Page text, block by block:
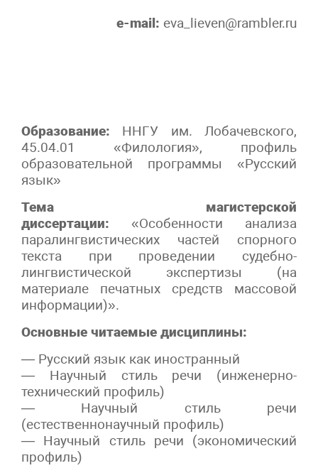
e-mail: eva_lieven@rambler.ru
Образование: ННГУ им. Лобачевского,
45.04.01 «Филология», профиль
образовательной программы «Русский
язык»
Тема магистерской
диссертации: «Особенности анализа
паралингвистических частей спорного
текста при проведении судебно-
лингвистической экспертизы (на
материале печатных средств массовой
информации)».
Основные читаемые дисциплины:
— Русский язык как иностранный
— Научный стиль речи (инженерно-
технический профиль)
— Научный стиль речи
(естественнонаучный профиль)
— Научный стиль речи (экономический
профиль)